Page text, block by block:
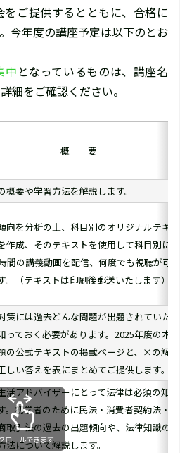
をご提供するとともに、合格に
今年度の講座予定は以下のとお
中 となっているものは、講座名
細をご確認ください。
概 要
概要や学習方法を解説します。
向を分析の上、科目別のオリジナルテキ
作成、そのテキストを使用して科目別に
間の講義動画を配信、何度でも視聴が可
。（テキストは印刷後郵送いたします）
策には過去どんな問題が出題されていた
っておく必要があります。2025年度の本
の公式テキストの掲載ページと、×の解
しい答えを表にまとめてご提供します。
活アドバイザーにとって法律は必須の知
。初学者のために民法・消費者契約法・
取引法の過去の出題傾向や、法律知識の
法について解説します。
ロールできます